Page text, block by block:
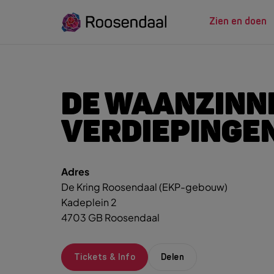
Zien en doen
ZIEN EN
Eten & Drinken
LEREN
DE
Adres
De Kring Roosendaal (EKP-gebouw)
Kadeplein 2
4703 GB Roosendaal
Tickets & Info Delen